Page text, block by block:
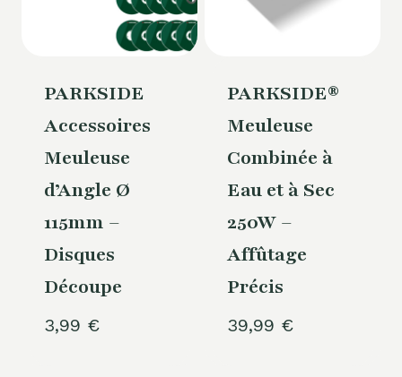
PARKSIDE
Accessoires
Meuleuse
d’Angle Ø
115mm –
Disques
Découpe
3,99 €
PARKSIDE®
Meuleuse
Combinée à
Eau et à Sec
250W –
Affûtage
Précis
39,99 €